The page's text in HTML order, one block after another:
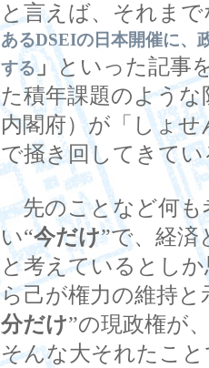
と言えば、それま
あるDSEIの日本開催に、
する」といった記事
た積年課題のよう
内閣府）が「しょ
で掻き回してきて
先のことなど何も
い“今だけ”で、経済
と考えているとし
ら己が権力の維持と
分だけ”の現政権が
そんな大それたこ